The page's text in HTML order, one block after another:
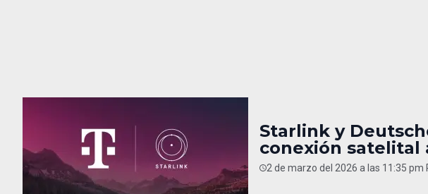
Starlink y
conexión satelital
2 de marzo del 2026 a las 11:35 pm